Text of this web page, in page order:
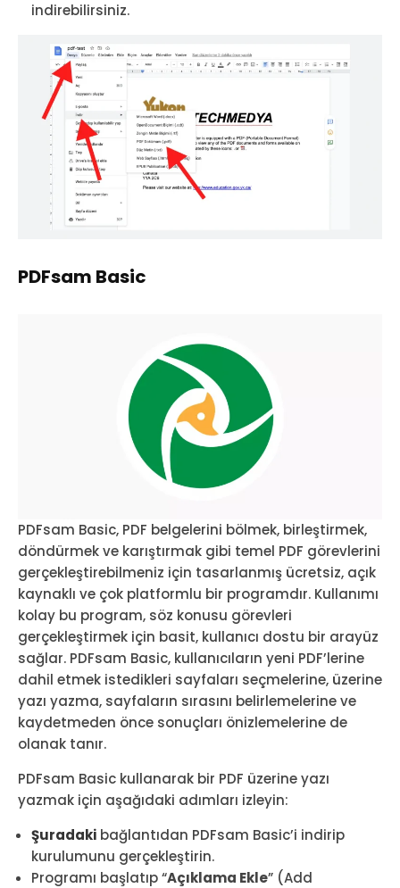
indirebilirsiniz.
PDFsam Basic
PDFsam Basic, PDF belgelerini bölmek, birleştirmek,
döndürmek ve karıştırmak gibi temel PDF görevlerini
gerçekleştirebilmeniz için tasarlanmış ücretsiz, açık
kaynaklı ve çok platformlu bir programdır. Kullanımı
kolay bu program, söz konusu görevleri
gerçekleştirmek için basit, kullanıcı dostu bir arayüz
sağlar. PDFsam Basic, kullanıcıların yeni PDF’lerine
dahil etmek istedikleri sayfaları seçmelerine, üzerine
yazı yazma, sayfaların sırasını belirlemelerine ve
kaydetmeden önce sonuçları önizlemelerine de
olanak tanır.
PDFsam Basic kullanarak bir PDF üzerine yazı
yazmak için aşağıdaki adımları izleyin:
Şuradaki bağlantıdan PDFsam Basic’i indirip
kurulumunu gerçekleştirin.
Programı başlatıp “Açıklama Ekle” (Add